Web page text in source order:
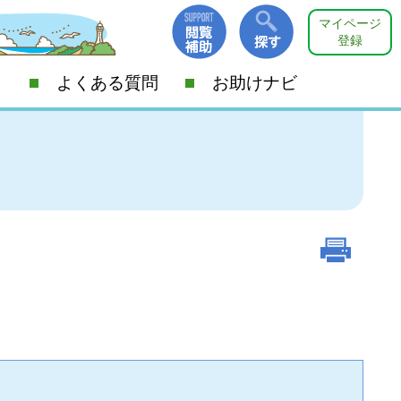
マイページ
登録
よくある質問 お助けナビ